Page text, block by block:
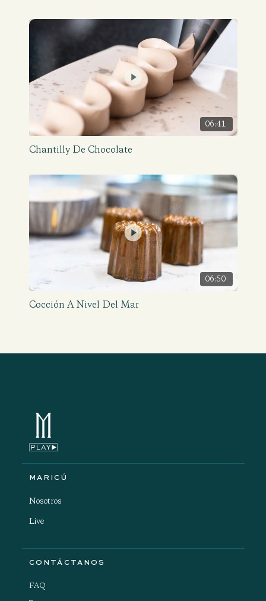
06:41
Chantilly De Chocolate
06:50
Cocción A Nivel Del Mar
MARICÚ
Nosotros
Live
CONTÁCTANOS
FAQ